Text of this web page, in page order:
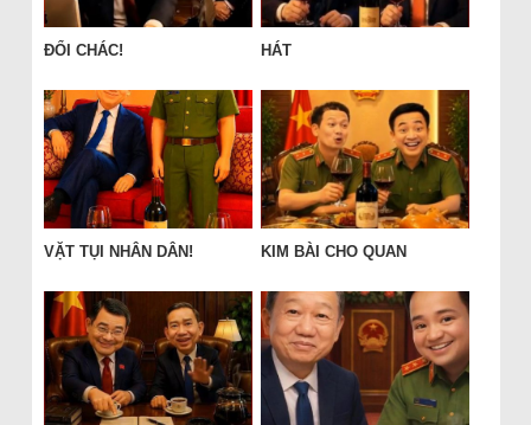
ĐỔI CHÁC! HÁT
VẶT TỤI NHÂN DÂN! KIM BÀI CHO QUAN